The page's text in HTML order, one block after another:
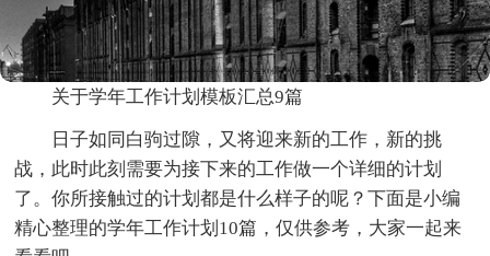
关于学年工作计划模板汇总9篇
日子如同白驹过隙，又将迎来新的工作，新的挑
战，此时此刻需要为接下来的工作做一个详细的计划
了。你所接触过的计划都是什么样子的呢？下面是小编
精心整理的学年工作计划10篇，仅供参考，大家一起来